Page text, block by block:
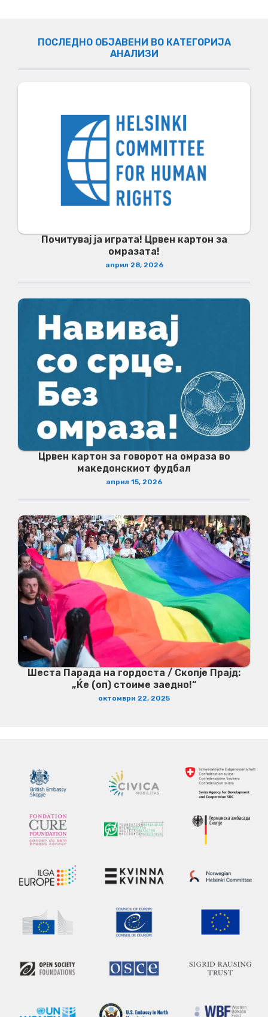
ПОСЛЕДНО ОБЈАВЕНИ ВО КАТЕГОРИЈА
АНАЛИЗИ
Почитувај ја играта! Црвен картон за
омразата!
април 28, 2026
Црвен картон за говорот на омраза во
македонскиот фудбал
април 15, 2026
Шеста Парада на гордоста / Скопје Прајд:
„Ќе (оп) стоиме заедно!“
октомври 22, 2025